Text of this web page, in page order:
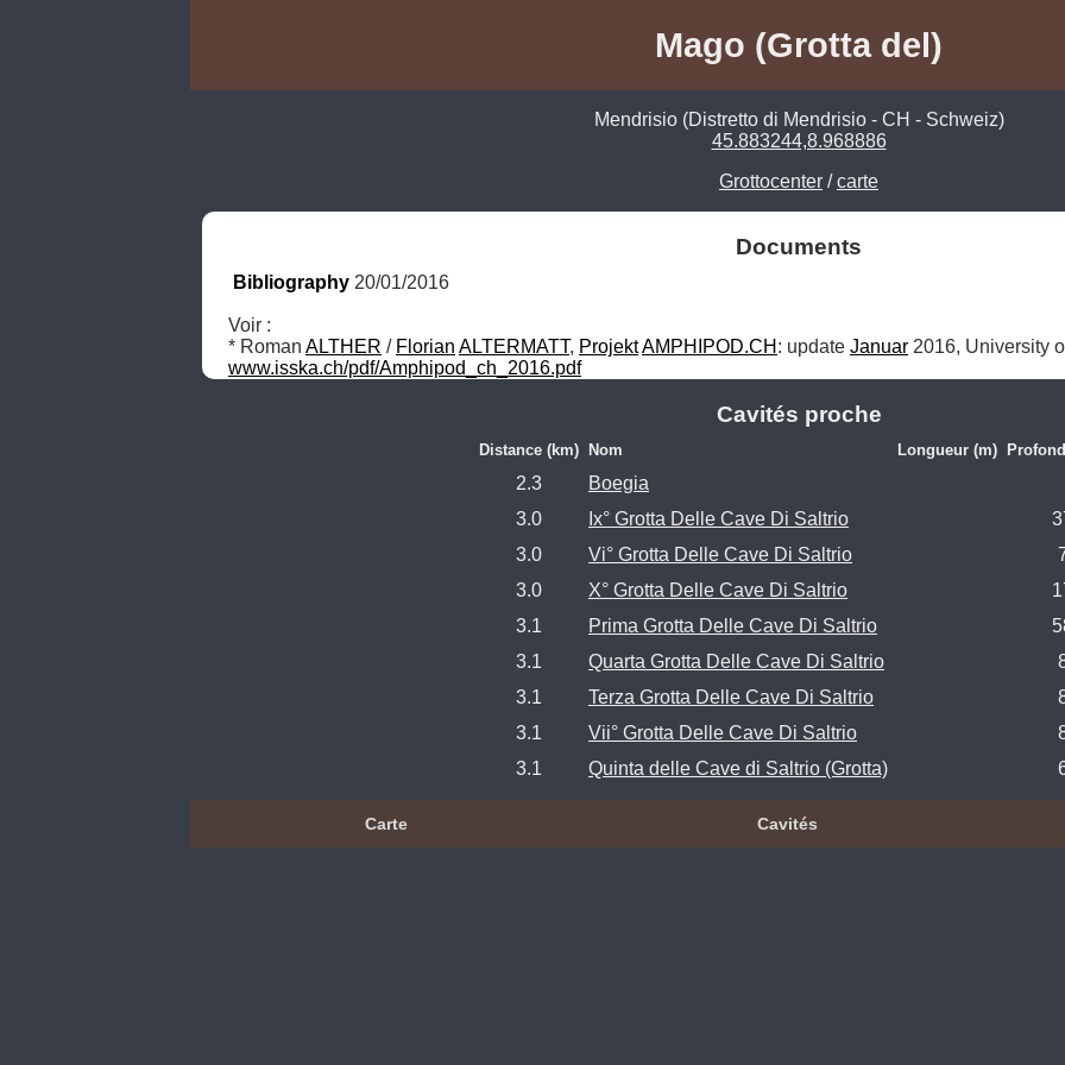
Mago (Grotta del)
Mendrisio (Distretto di Mendrisio - CH - Schweiz)
45.883244,8.968886
Grottocenter /carte
Documents
Bibliography 20/01/2016
Voir :
* Roman ALTHER / Florian ALTERMATT, ProjektAMPHIPOD.CH : update Januar
www.isska.ch/pdf/Amphipod_ch_2016.pdf
Cavités proche
Distance (km) Nom Longueur (m)
2.3
Boegia
3.0
Ix° Grotta Delle Cave Di Saltrio
3.0
Vi° Grotta Delle Cave Di Saltrio
3.0
X° Grotta Delle Cave Di Saltrio
3.1
Prima Grotta Delle Cave Di Saltrio
3.1
Quarta Grotta Delle Cave Di Saltrio
3.1
Terza Grotta Delle Cave Di Saltrio
3.1
Vii° Grotta Delle Cave Di Saltrio
3.1
Quinta delle Cave di Saltrio (Grotta)
Carte Cavités